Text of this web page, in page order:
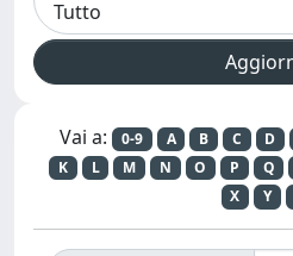
Vai a: 0-9 A B C D
K
L M N O P Q
X
Y